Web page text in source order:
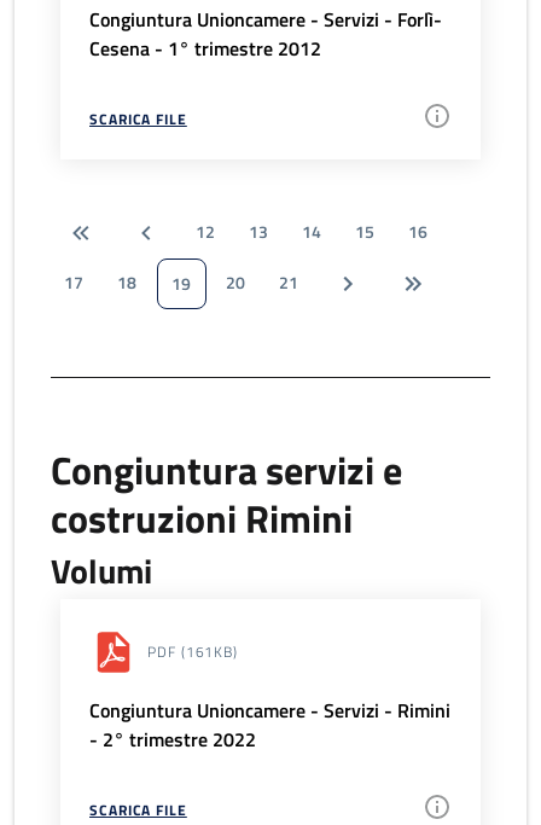
Congiuntura Unioncamere - Servizi - Forlì-
Cesena - 1° trimestre 2012
SCARICA FILE
12 13 14 15
16
17
18 19 20 21
Congiuntura servizi e
costruzioni Rimini
Volumi
PDF (161KB)
Congiuntura Unioncamere - Servizi - Rimini
- 2° trimestre 2022
SCARICA FILE